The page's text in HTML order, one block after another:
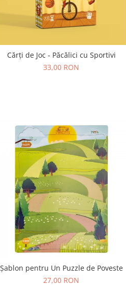
Cărți de Joc - Păcălici cu Sportivi
33,00 RON
Șablon pentru Un Puzzle de Poveste
27,00 RON